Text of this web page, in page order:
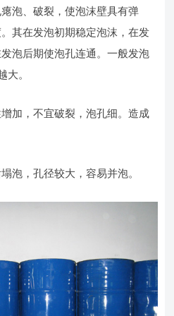
泡、破裂，使泡沫壁具有弹
其在发泡初期稳定泡沫，在发
泡后期使泡孔连通。一般发泡
大。
加，不宜破裂，泡孔细。造成
泡，孔径较大，容易并泡。